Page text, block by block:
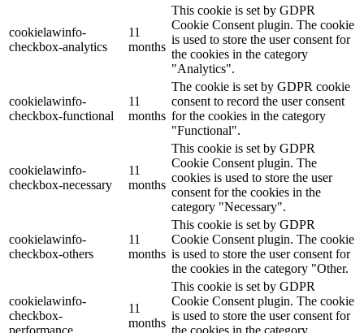
cookielawinfo-
checkbox-analytics
11
months
This cookie is set by GDPR
Cookie Consent plugin. The cookie
is used to store the user consent for
the cookies in the category
"Analytics".
cookielawinfo-
checkbox-functional
11
months
The cookie is set by GDPR cookie
consent to record the user consent
for the cookies in the category
"Functional".
cookielawinfo-
checkbox-necessary
11
months
This cookie is set by GDPR
Cookie Consent plugin. The
cookies is used to store the user
consent for the cookies in the
category "Necessary".
cookielawinfo-
checkbox-others
11
months
This cookie is set by GDPR
Cookie Consent plugin. The cookie
is used to store the user consent for
the cookies in the category "Other.
cookielawinfo-
checkbox-
performance
11
months
This cookie is set by GDPR
Cookie Consent plugin. The cookie
is used to store the user consent for
the cookies in the category